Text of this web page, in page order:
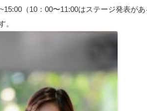
（10：00〜11:00はステージ発表があ
。